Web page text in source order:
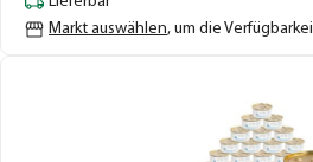
Markt auswählen, um die